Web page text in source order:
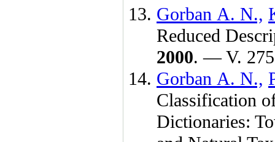
Gorban A. N.,
Reduced
2000. — V.
Gorban A. N.,
Classification
Dictionaries: